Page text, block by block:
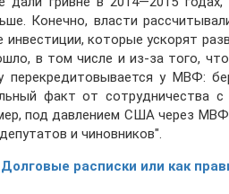
Конечно, власти
которые ускорят
в том числе и из-за того,
перекредитовывается у МВФ:
факт от сотрудничества
под давлением США через
и чиновников".
Долговые расписки или как